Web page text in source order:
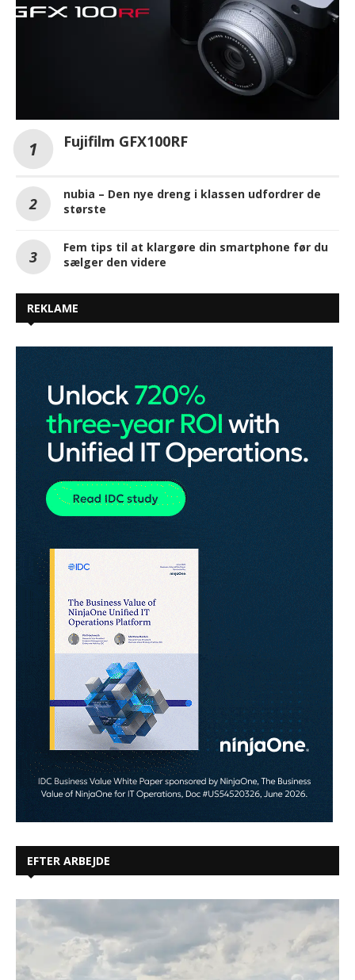
Fujifilm GFX100RF
nubia – Den nye dreng i klassen udfordrer de
største
Fem tips til at klargøre din smartphone før du
sælger den videre
REKLAME
EFTER ARBEJDE